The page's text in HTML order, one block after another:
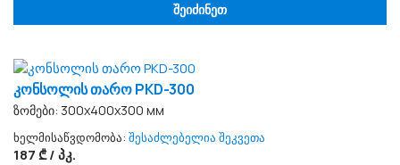
შეიძინეთ
კონსოლის თარო PKD-300
ზომები: 300х400х300 мм
ხელმისაწვდომობა: შესაძლებელია შეკვეთა
187 ₾ / პკ.